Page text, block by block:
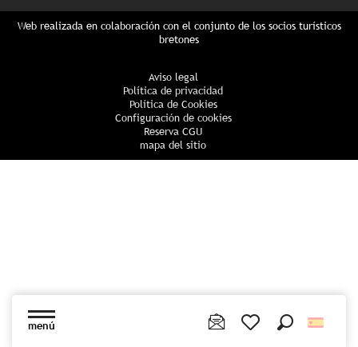
menú
Web realizada en colaboración con el conjunto de los socios turísticos
bretones
Aviso legal
Política de privacidad
Política de Cookies
Configuración de cookies
Reserva CGU
mapa del sitio